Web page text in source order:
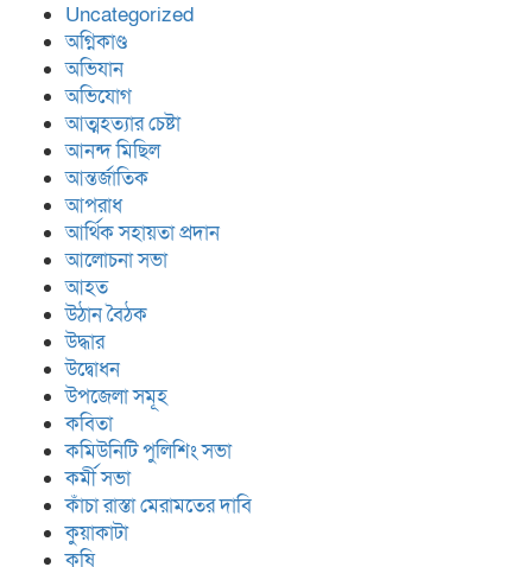
Uncategorized
অগ্নিকাণ্ড
অভিযান
অভিযোগ
আত্মহত্যার চেষ্টা
আনন্দ মিছিল
আন্তর্জাতিক
আপরাধ
আর্থিক সহায়তা প্রদান
আলোচনা সভা
আহত
উঠান বৈঠক
উদ্ধার
উদ্বোধন
উপজেলা সমূহ
কবিতা
কমিউনিটি পুলিশিং সভা
কর্মী সভা
কাঁচা রাস্তা মেরামতের দাবি
কুয়াকাটা
কৃষি